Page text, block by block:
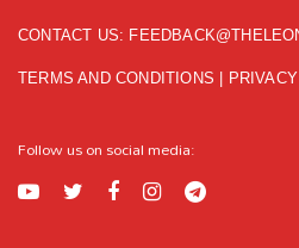
CONTACT US:
TERMS AND CONDITIONS |
Follow us on social media: